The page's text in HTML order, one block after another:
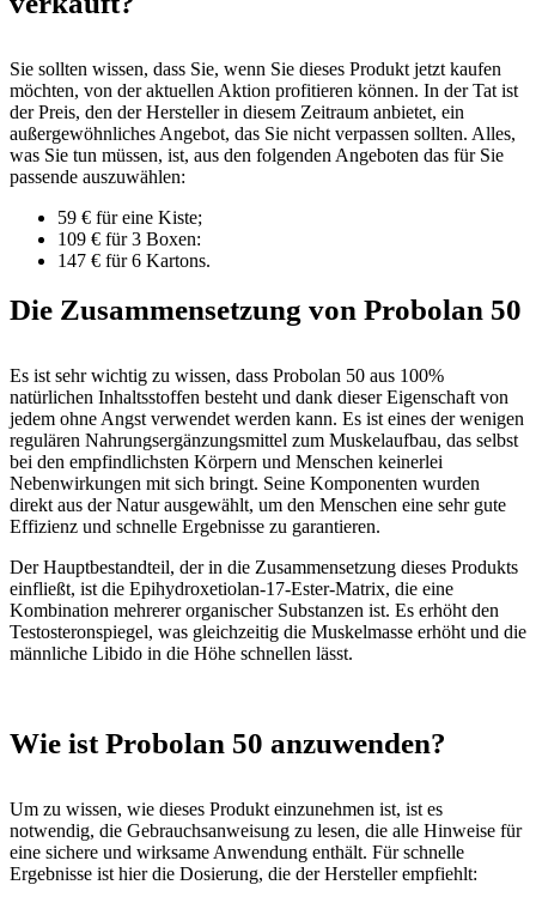
Sie sollten wissen, dass Sie, wenn Sie dieses Produkt jetzt kaufen
möchten, von der aktuellen Aktion profitieren können. In der Tat ist
der Preis, den der Hersteller in diesem Zeitraum anbietet, ein
außergewöhnliches Angebot, das Sie nicht verpassen sollten. Alles,
was Sie tun müssen, ist, aus den folgenden Angeboten das für Sie
passende auszuwählen:
59 € für eine Kiste;
109 € für 3 Boxen:
147 € für 6 Kartons.
Die Zusammensetzung von Probolan 50
Es ist sehr wichtig zu wissen, dass Probolan 50 aus 100%
natürlichen Inhaltsstoffen besteht und dank dieser Eigenschaft von
jedem ohne Angst verwendet werden kann. Es ist eines der wenigen
regulären Nahrungsergänzungsmittel zum Muskelaufbau, das selbst
bei den empfindlichsten Körpern und Menschen keinerlei
Nebenwirkungen mit sich bringt. Seine Komponenten wurden
direkt aus der Natur ausgewählt, um den Menschen eine sehr gute
Effizienz und schnelle Ergebnisse zu garantieren.
Der Hauptbestandteil, der in die Zusammensetzung dieses Produkts
einfließt, ist die Epihydroxetiolan-17-Ester-Matrix, die eine
Kombination mehrerer organischer Substanzen ist. Es erhöht den
Testosteronspiegel, was gleichzeitig die Muskelmasse erhöht und die
männliche Libido in die Höhe schnellen lässt.
Wie ist Probolan 50 anzuwenden?
Um zu wissen, wie dieses Produkt einzunehmen ist, ist es
notwendig, die Gebrauchsanweisung zu lesen, die alle Hinweise für
eine sichere und wirksame Anwendung enthält. Für schnelle
Ergebnisse ist hier die Dosierung, die der Hersteller empfiehlt: